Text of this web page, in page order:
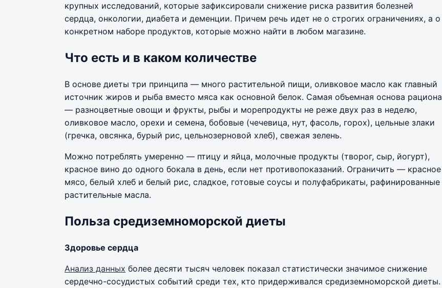
крупных исследований, которые зафиксировали снижение риска развития болезней
сердца, онкологии, диабета и деменции. Причем речь идет не о строгих ограничениях, а о
конкретном наборе продуктов, которые можно найти в любом магазине.
Что есть и в каком количестве
В основе диеты три принципа — много растительной пищи, оливковое масло как главный
источник жиров и рыба вместо мяса как основной белок. Самая объемная основа рациона
— разноцветные овощи и фрукты, рыбы и морепродукты не реже двух раз в неделю,
оливковое масло, орехи и семена, бобовые (чечевица, нут, фасоль, горох), цельные злаки
(гречка, овсянка, бурый рис, цельнозерновой хлеб), свежая зелень.
Можно потреблять умеренно — птицу и яйца, молочные продукты (творог, сыр, йогурт),
красное вино до одного бокала в день, если нет противопоказаний. Ограничить — красное
мясо, белый хлеб и белый рис, сладкое, готовые соусы и полуфабрикаты, рафинированные
растительные масла.
Польза средиземноморской диеты
Здоровье сердца
Анализ данных более десяти тысяч человек показал статистически значимое снижение
сердечно-сосудистых событий среди тех, кто придерживался средиземноморской диеты.